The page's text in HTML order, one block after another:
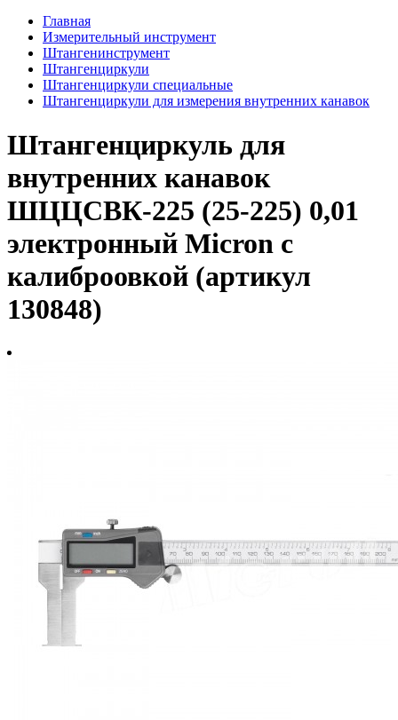
Главная
Измерительный инструмент
Штангенинструмент
Штангенциркули
Штангенциркули специальные
Штангенциркули для измерения внутренних канавок
Штангенциркуль для
внутренних канавок
ШЦЦСВК-225 (25-225) 0,01
электронный Micron с
калиброовкой (артикул
130848)